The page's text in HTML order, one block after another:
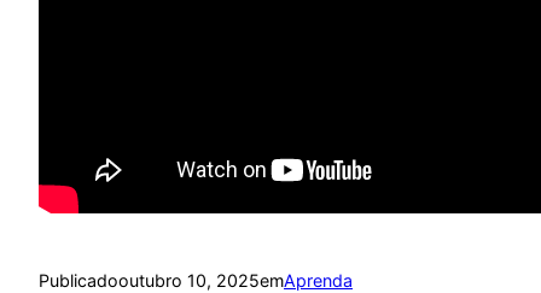
Publicadooutubro 10, 2025emAprenda